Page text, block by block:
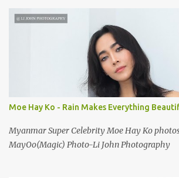
Moe Hay Ko - Rain Makes Everything
Myanmar Super Celebrity Moe Hay Ko
MayOo(Magic) Photo-Li John Photography